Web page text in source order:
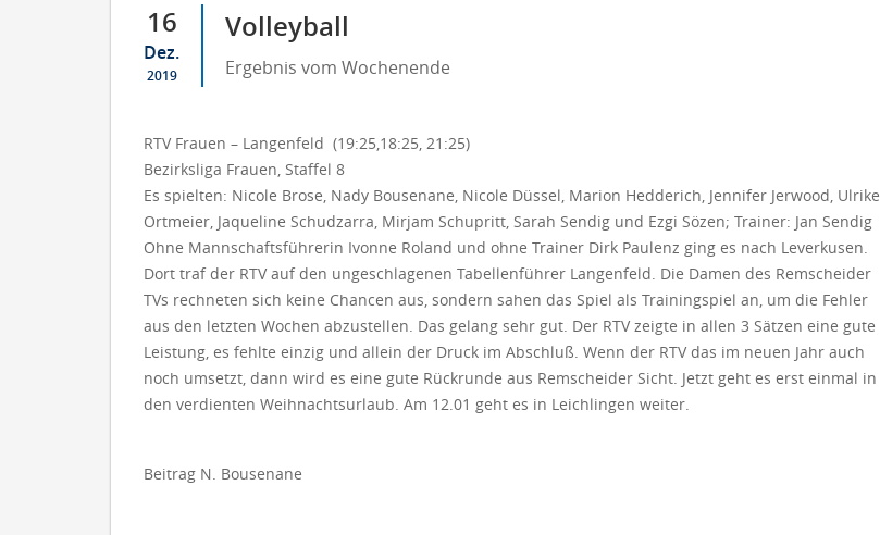
16
Dez.
2019
Volleyball
Ergebnis vom Wochenende
RTV Frauen – Langenfeld (19:25,18:25, 21:25)
Bezirksliga Frauen, Staffel 8
Es spielten: Nicole Brose, Nady Bousenane, Nicole Düssel, Marion Hedderich, Jennifer Jerwood, Ulrike
Ortmeier, Jaqueline Schudzarra, Mirjam Schupritt, Sarah Sendig und Ezgi Sözen; Trainer: Jan Sendig
Ohne Mannschaftsführerin Ivonne Roland und ohne Trainer Dirk Paulenz ging es nach Leverkusen.
Dort traf der RTV auf den ungeschlagenen Tabellenführer Langenfeld. Die Damen des Remscheider
TVs rechneten sich keine Chancen aus, sondern sahen das Spiel als Trainingspiel an, um die Fehler
aus den letzten Wochen abzustellen. Das gelang sehr gut. Der RTV zeigte in allen 3 Sätzen eine gute
Leistung, es fehlte einzig und allein der Druck im Abschluß. Wenn der RTV das im neuen Jahr auch
noch umsetzt, dann wird es eine gute Rückrunde aus Remscheider Sicht. Jetzt geht es erst einmal in
den verdienten Weihnachtsurlaub. Am 12.01 geht es in Leichlingen weiter.
Beitrag N. Bousenane